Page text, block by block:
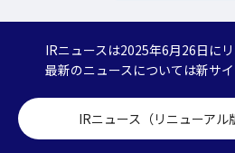
IRニュースは2025年6月26日にリ
最新のニュースについては新サ
IRニュース（リニューアル